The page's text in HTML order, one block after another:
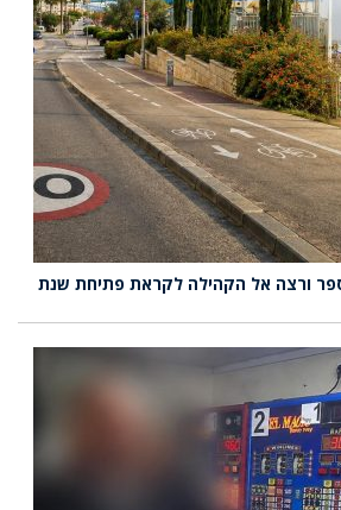
ורצה אל הקהילה לקראת פתיחת שנת